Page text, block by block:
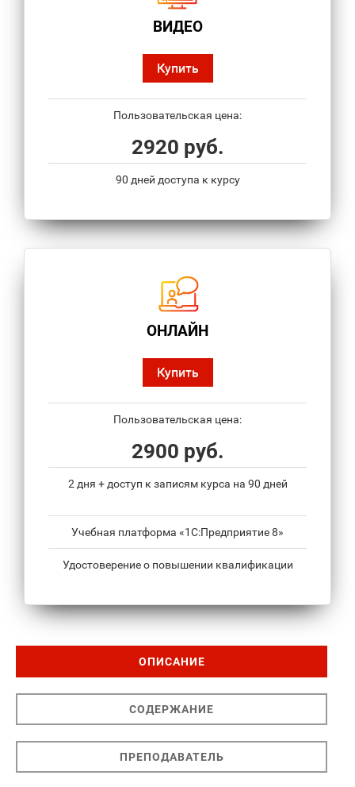
ВИДЕО
Купить
Пользовательская цена:
2920 руб.
90 дней доступа к курсу
ОНЛАЙН
Купить
Пользовательская цена:
2900 руб.
2 дня + доступ к записям курса на 90 дней
Учебная платформа «1С:Предприятие 8»
Удостоверение о повышении квалификации
ОПИСАНИЕ
СОДЕРЖАНИЕ
ПРЕПОДАВАТЕЛЬ